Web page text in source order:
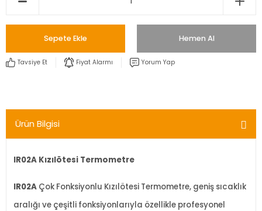
Sepete Ekle Hemen Al
Tavsiye Et Fiyat Alarmı Yorum Yap
Ürün Bilgisi
IR02A Kızılötesi Termometre
IR02A Çok Fonksiyonlu Kızılötesi Termometre, geniş sıcaklık
aralığı ve çeşitli fonksiyonlarıyla özellikle profesyonel